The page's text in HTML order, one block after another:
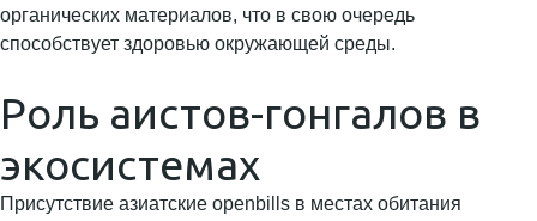
органических материалов, что в свою очередь
способствует здоровью окружающей среды.
Роль аистов-гонгалов в
экосистемах
Присутствие азиатские openbills в местах обитания